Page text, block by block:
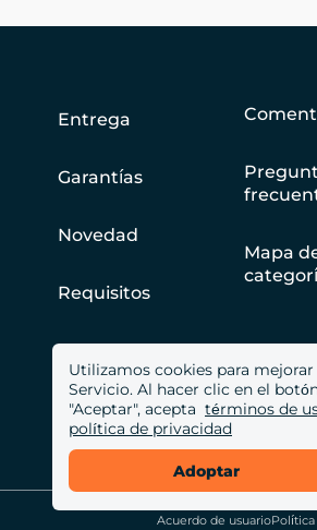
Utilizamos cookies para mejorar
Servicio. Al hacer clic en el
"Aceptar", acepta términos de
política de privacidad
Adoptar
Entrega
Garantías
Novedad
Requisitos
Mapa
Acuerdo de usuario